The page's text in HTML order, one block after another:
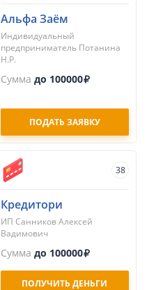
Альфа Заём
Индивидуальный
предприниматель Потанина
Н.Р.
Сумма до 100000
ПОДАТЬ ЗАЯВКУ
38
Кредитори
ИП Санников Алексей
Вадимович
Сумма до 100000
ПОЛУЧИТЬ ДЕНЬГИ